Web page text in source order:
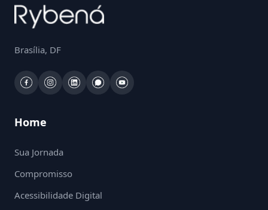
Brasília, DF
Home
Sua Jornada
Compromisso
Acessibilidade Digital